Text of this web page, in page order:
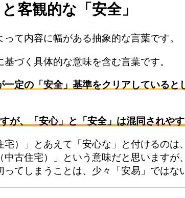
客観的な「安全」
って内容に幅がある抽象的な言葉です。
基づく具体的な意味を含む言葉です。
一定の「安全」基準をクリアしている
が、「安心」と「安全」は混同されや
宅）」とあえて「安心な」と付けるの
古住宅）」という意味だと思います
ってしまうことは、少々「安易」では